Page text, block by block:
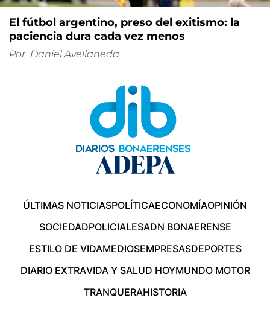
El fútbol argentino, preso del exitismo: la
paciencia dura cada vez menos
Por Daniel Avellaneda
ÚLTIMAS NOTICIASPOLÍTICAECONOMÍAOPINIÓN
SOCIEDADPOLICIALESADN BONAERENSE
ESTILO DE VIDAMEDIOSEMPRESASDEPORTES
DIARIO EXTRAVIDA Y SALUD HOYMUNDO MOTOR
TRANQUERAHISTORIA